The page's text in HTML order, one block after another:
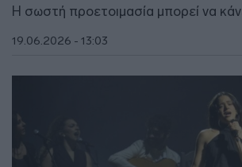
Η σωστή προετοιμασία μπορεί να
19.06.2026 - 13:03